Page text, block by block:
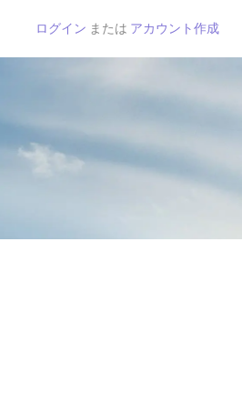
ログイン または アカウント作成